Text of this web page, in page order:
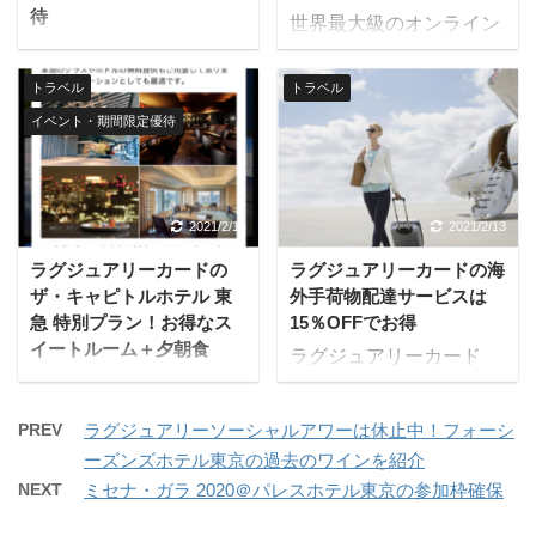
利用できます。 アプラス
や出張などで飛行機を利
用する際、日本国内と韓
国、ハワイの主要空港の
ラウンジを無料で利用可
能。国内線搭乗時も使え
ます。 ドリンクの無料サ
ービスや新聞・週刊誌の
無料閲覧サービスが用意
されており、インターネ
ット接続環境やフラ ...
待
世界最大級のオンライン
宿泊施設予約サイト
Hotels.comでは、ラグジ
ュアリーカード会員限定
で最低価格から、さらに
最大9%割引となる優待
が提供されています。 対
象カードはあらゆるラグ
ジュアリーカードであ
り、チタンカード、ブラ
ックカード、ゴールドカ
ードの全会員が使えま
す。 Hotels.comとは ホ
や出張だけではなく、国
内旅館でのおこもりステ
イケーションやホテルで
トラベル
イベント・期間限定優待
2021/2/14
ラグジュアリーカードの
ザ・キャピトルホテル 東
急 特別プラン！お得なス
イートルーム＋夕朝食
トラベル
2021/2/13
ラグジュアリーカードの海
外手荷物配達サービスは
15％OFFでお得
ラグジュアリーカード
は、海外旅行の際、あら
ルフバッグなどを現地へ
発送できる「海外手荷物
配達サービス」でお得な
PREV
ラグジュアリーソーシャルアワーは休止中！フォーシ
ーズンズホテル東京の過去のワインを紹介
NEXT ミセナ・ガラ 2020＠パレスホテル東京の参加枠確保